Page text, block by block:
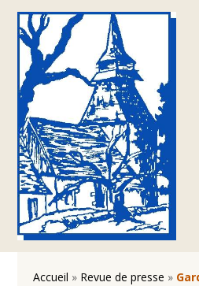
Accueil » Revue de presse »